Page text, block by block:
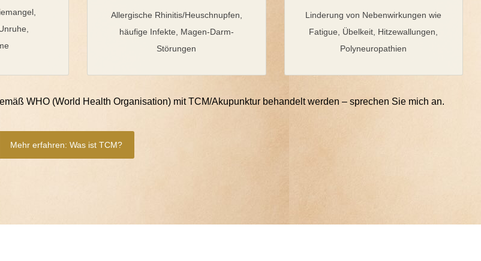
Allergische Rhinitis/Heuschnupfen,
häufige Infekte, Magen-Darm-
Störungen
Linderung von Nebenwirkungen wie
Fatigue, Übelkeit, Hitzewallungen,
Polyneuropathien
WHO (World Health Organisation) mit TCM/Akupunktur behandelt werden – sprechen Sie mich an.
Mehr erfahren: Was ist TCM?